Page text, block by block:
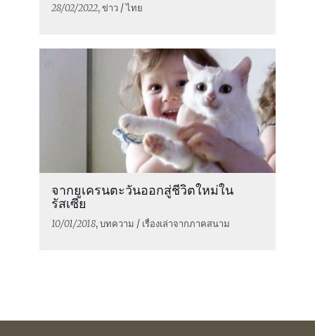
28/02/2022, ข่าว / ไทย
จากยูเครนตะวันออกสู่ชีวิตใหม่ใน
รัสเซีย
10/01/2018, บทความ / เรื่องเล่าจากภาคสนาม